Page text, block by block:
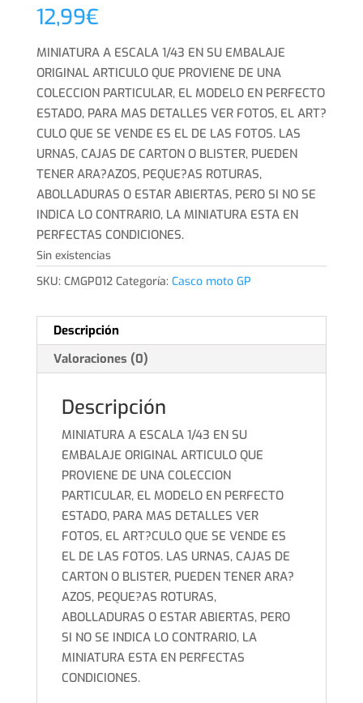
12,99€
MINIATURA A ESCALA 1/43 EN SU EMBALAJE
ORIGINAL ARTICULO QUE PROVIENE DE UNA
COLECCION PARTICULAR, EL MODELO EN PERFECTO
ESTADO, PARA MAS DETALLES VER FOTOS, EL ART?
CULO QUE SE VENDE ES EL DE LAS FOTOS. LAS
URNAS, CAJAS DE CARTON O BLISTER, PUEDEN
TENER ARA?AZOS, PEQUE?AS ROTURAS,
ABOLLADURAS O ESTAR ABIERTAS, PERO SI NO SE
INDICA LO CONTRARIO, LA MINIATURA ESTA EN
PERFECTAS CONDICIONES.
Sin existencias
SKU: CMGP012 Categoría: Casco moto GP
Descripción
Valoraciones (0)
Descripción
MINIATURA A ESCALA 1/43 EN SU
EMBALAJE ORIGINAL ARTICULO QUE
PROVIENE DE UNA COLECCION
PARTICULAR, EL MODELO EN PERFECTO
ESTADO, PARA MAS DETALLES VER
FOTOS, EL ART?CULO QUE SE VENDE ES
EL DE LAS FOTOS. LAS URNAS, CAJAS DE
CARTON O BLISTER, PUEDEN TENER ARA?
AZOS, PEQUE?AS ROTURAS,
ABOLLADURAS O ESTAR ABIERTAS, PERO
SI NO SE INDICA LO CONTRARIO, LA
MINIATURA ESTA EN PERFECTAS
CONDICIONES.